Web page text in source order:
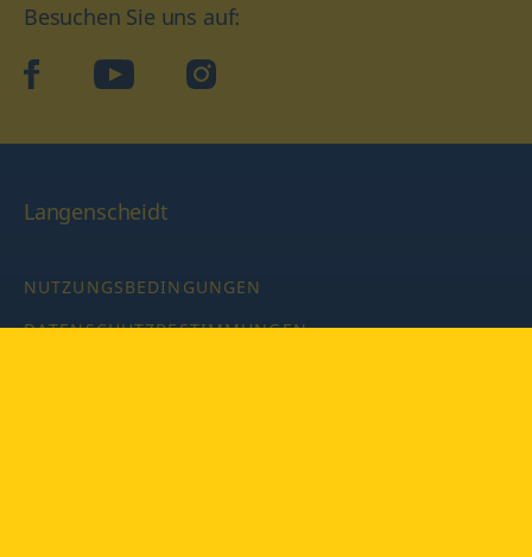
Besuchen Sie uns auf:
facebookYouTube Instagram
Langenscheidt
NUTZUNGSBEDINGUNGEN
DATENSCHUTZBESTIMMUNGEN